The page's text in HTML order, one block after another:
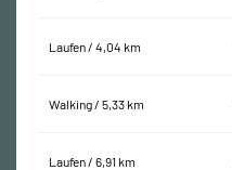
Laufen / 4,04 km
Walking / 5,33 km
Laufen / 6,91 km